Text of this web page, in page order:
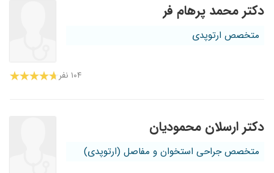
دکتر محمد پرهام فر
متخصص ارتوپدی
۱۰۴ نفر
دکتر ارسلان محمودیان
متخصص جراحی استخوان و مفاصل (ارتوپدی)